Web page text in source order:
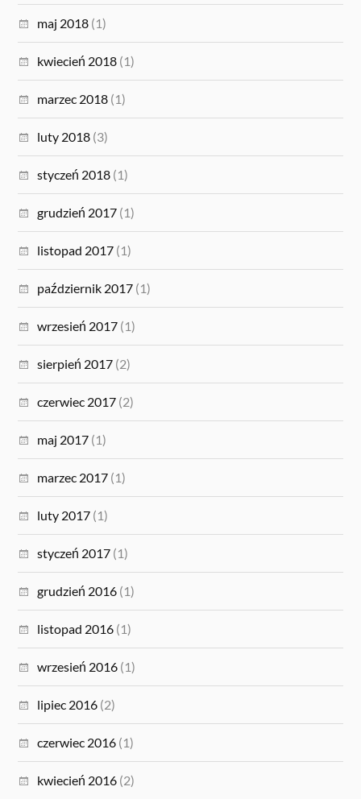
maj 2018 (1)
kwiecień 2018 (1)
marzec 2018 (1)
luty 2018 (3)
styczeń 2018 (1)
grudzień 2017 (1)
listopad 2017 (1)
październik 2017 (1)
wrzesień 2017 (1)
sierpień 2017 (2)
czerwiec 2017 (2)
maj 2017 (1)
marzec 2017 (1)
luty 2017 (1)
styczeń 2017 (1)
grudzień 2016 (1)
listopad 2016 (1)
wrzesień 2016 (1)
lipiec 2016 (2)
czerwiec 2016 (1)
kwiecień 2016 (2)